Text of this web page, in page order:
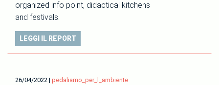
organized info point, didactical kitchens
and festivals.
LEGGI IL REPORT
26/04/2022 | pedaliamo_per_l_ambiente